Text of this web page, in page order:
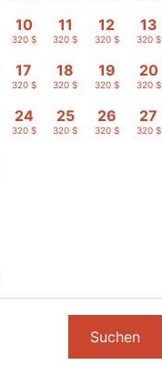
10
320 $
11
320 $
12
320 $
13
320 $
17
320 $
18
320 $
19
320 $
20
320 $
24
320 $
25
320 $
26
320 $
27
320 $
Suchen